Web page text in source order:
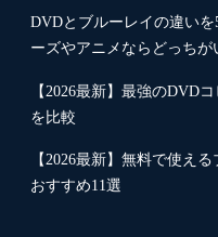
DVDとブルーレイの違い
ーズやアニメならどっちが
【2026最新】最強のDVD
を比較
【2026最新】無料で使え
おすすめ11選